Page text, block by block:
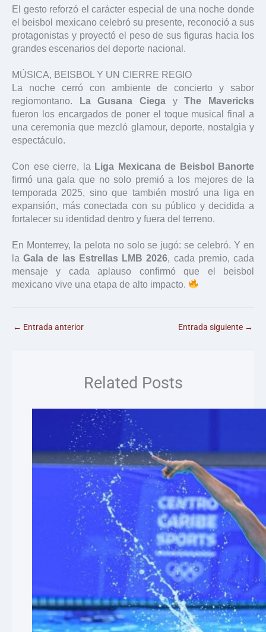
El gesto reforzó el carácter especial de una noche donde
el beisbol mexicano celebró su presente, reconoció a sus
protagonistas y proyectó el peso de sus figuras hacia los
grandes escenarios del deporte nacional.
MÚSICA, BEISBOL Y UN CIERRE REGIO
La noche cerró con ambiente de concierto y sabor
regiomontano.
La Gusana Ciega yThe Mavericks
fueron los encargados de poner el toque musical final a
una ceremonia que mezcló glamour, deporte, nostalgia y
espectáculo.
Con ese cierre, la Liga Mexicana de Beisbol Banorte
firmó una gala que no solo premió a los mejores de la
temporada 2025, sino que también mostró una liga en
expansión, más conectada con su público y decidida a
fortalecer su identidad dentro y fuera del terreno.
En Monterrey, la pelota no solo se jugó: se celebró. Y en
laGala de las Estrellas LMB 2026, cada premio, cada
mensaje y cada aplauso confirmó que el beisbol
mexicano vive una etapa de alto impacto.
← Entrada anterior Entrada siguiente →
Related Posts